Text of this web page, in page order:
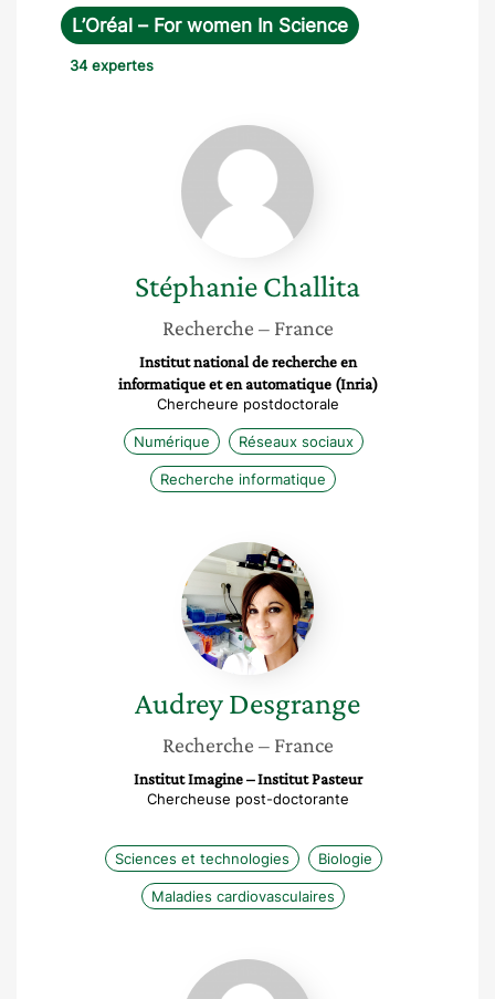
L’Oréal – For women In Science
34 expertes
Stéphanie
Challita
StéphanieChallita
Recherche – France
Institut national de recherche en
informatique et en automatique (Inria)
Chercheure postdoctorale
Numérique Réseaux sociaux
Recherche informatique
Audrey
Desgrange
AudreyDesgrange
Recherche – France
Institut Imagine – Institut Pasteur
Chercheuse post-doctorante
Sciences et technologies Biologie
Maladies cardiovasculaires
Kinga
Igloi